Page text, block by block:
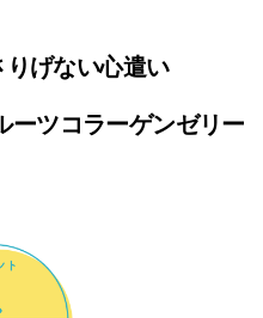
げない心遣い
ーツコラーゲンゼリー